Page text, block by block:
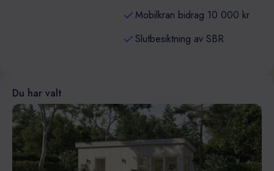
Mobilkran bidrag 10 000 kr
Slutbesiktning av SBR
Du har valt